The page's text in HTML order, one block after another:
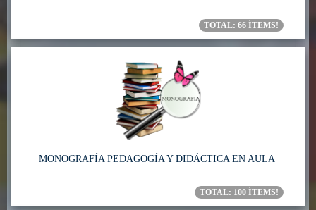
TOTAL: 66 ÍTEMS!
MONOGRAFÍA PEDAGOGÍA Y DIDÁCTICA EN AULA
TOTAL: 100 ÍTEMS!